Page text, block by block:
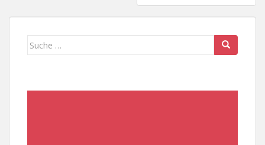
Suche